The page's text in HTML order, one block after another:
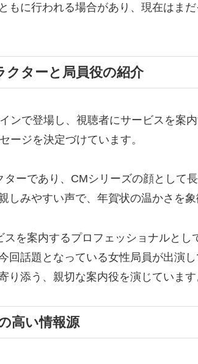
もに行われる場合があり、現在はま
クターと局員役の紹介
ンで登場し、視聴者にサービスを案
ージを決定づけています。
ーであり、CMシリーズの顔として
しみやすい声で、年賀状の温かさを象
スを案内するプロフェッショナルとし
回話題となっている女性局員が出演
り添う、親切な案内役を演じています
高い情報源